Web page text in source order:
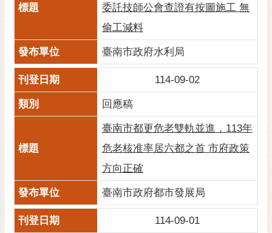
位
委託技師公會查證有按圖施工 無
偷工減料
臺南市政府水利局
114-09-02
回應稿
臺南市都更危老雙軌並進，113年
危老核准率居六都之首 市府政策
方向正確
臺南市政府都市發展局
114-09-01